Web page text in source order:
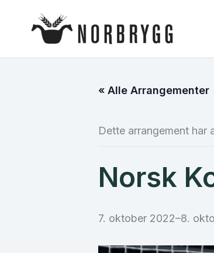
« Alle Arrangementer
Dette arrangement har
Norsk
7. oktober 2022–8.